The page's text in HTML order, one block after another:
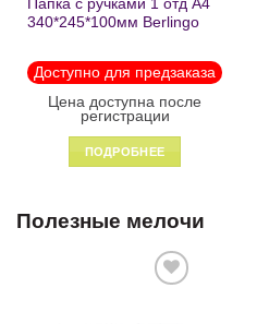
Папка с ручками 1 отд А4
340*245*100мм Berlingo
молнии1246
Доступно для предзаказа
Цена доступна после
регистрации
ПОДРОБНЕЕ
Полезные мелочи